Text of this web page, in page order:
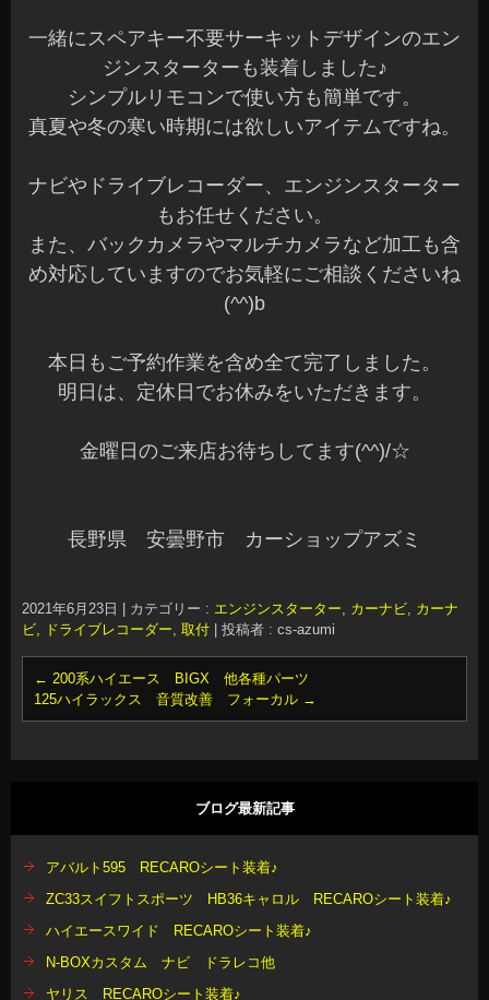
一緒にスペアキー不要サーキットデザインのエン
ジンスターターも装着しました♪
シンプルリモコンで使い方も簡単です。
真夏や冬の寒い時期には欲しいアイテムですね。
ナビやドライブレコーダー、エンジンスターター
もお任せください。
また、バックカメラやマルチカメラなど加工も含
め対応していますのでお気軽にご相談くださいね
(^^)b
本日もご予約作業を含め全て完了しました。
明日は、定休日でお休みをいただきます。
金曜日のご来店お待ちしてます(^^)/☆
長野県 安曇野市 カーショップアズミ
2021年6月23日 カテゴリー : エンジンスターター, カーナビ, カーナ
ビ, ドライブレコーダー, 取付 投稿者 : cs-azumi
← 200系ハイエース BIGX 他各種パーツ
125ハイラックス 音質改善 フォーカル →
ブログ最新記事
アバルト595 RECAROシート装着♪
ZC33スイフトスポーツ HB36キャロル RECAROシート装着♪
ハイエースワイド RECAROシート装着♪
N-BOXカスタム ナビ ドラレコ他
ヤリス RECAROシート装着♪